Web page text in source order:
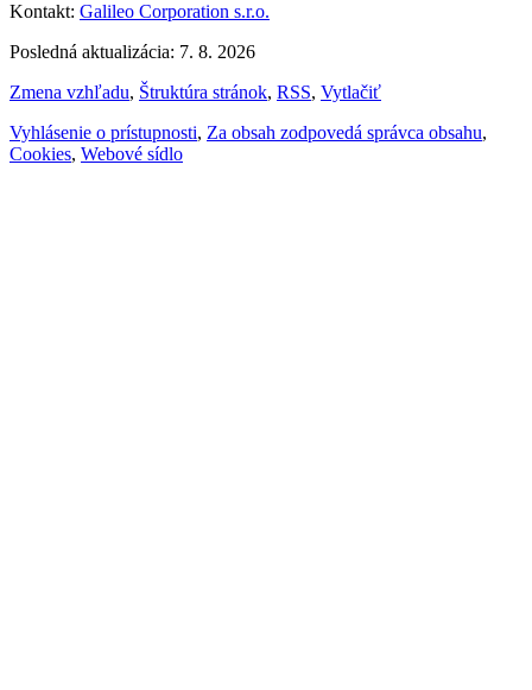
Kontakt: Galileo Corporation s.r.o.
Posledná aktualizácia: 7. 8. 2026
Zmena vzhľadu, Štruktúra stránok, RSS, Vytlačiť
Vyhlásenie o prístupnosti, Za obsah zodpovedá správca obsahu,
Cookies, Webové sídlo